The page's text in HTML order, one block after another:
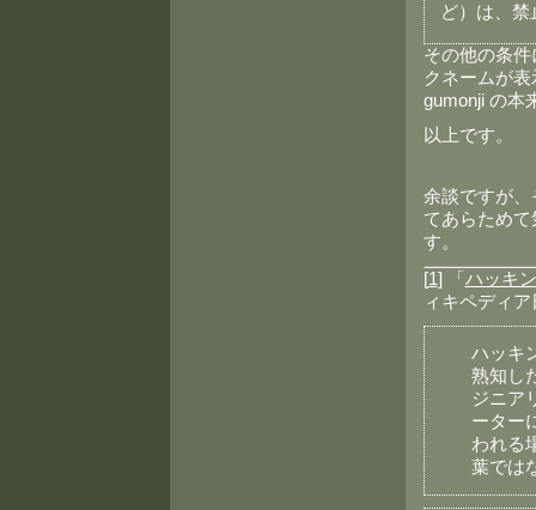
ど）は、
その他の条
クネームが
gumonji の本
以上です。
余談ですが、
てあらため
す。
[1 ] 「 ハッキ
ィキペディ
ハッキ
熟知し
ジニア
ーター
われる
葉では